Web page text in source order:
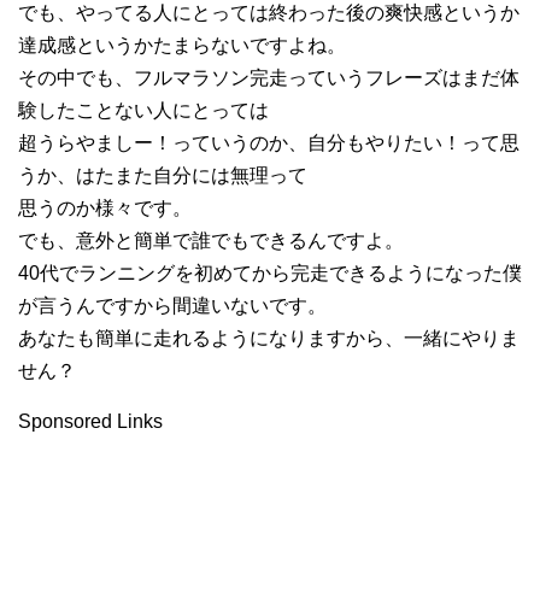
でも、やってる人にとっては終わった後の爽快感というか
達成感というかたまらないですよね。
その中でも、フルマラソン完走っていうフレーズはまだ体
験したことない人にとっては
超うらやましー！っていうのか、自分もやりたい！って思
うか、はたまた自分には無理って
思うのか様々です。
でも、意外と簡単で誰でもできるんですよ。
40代でランニングを初めてから完走できるようになった僕
が言うんですから間違いないです。
あなたも簡単に走れるようになりますから、一緒にやりま
せん？
Sponsored Links